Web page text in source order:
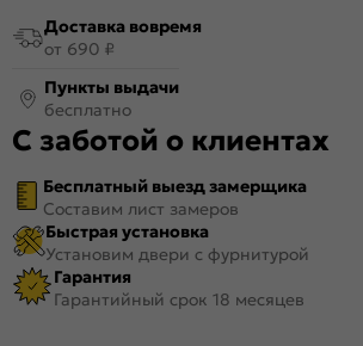
Доставка вовремя
от 690 ₽
Пункты выдачи
бесплатно
С заботой о клиентах
Бесплатный выезд замерщика
Составим лист замеров
Быстрая установка
Установим двери с фурнитурой
Гарантия
Гарантийный срок 18 месяцев